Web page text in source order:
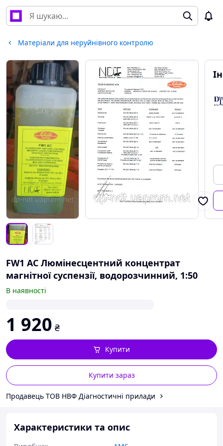
Матеріали для неруйнівного контролю
FW1 AC Люмінесцентний концентрат
магнітної суспензії, водорозчинний, 1:50
В наявності
1 920 ₴
Купити зараз
Купити
Продавець ТОВ НВФ Діагностичні прилади
Характеристики та опис